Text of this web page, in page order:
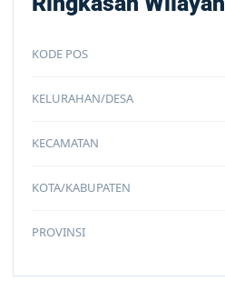
KODE POS
KELURAHAN/DESA
KECAMATAN
KOTA/KABUPATEN
PROVINSI